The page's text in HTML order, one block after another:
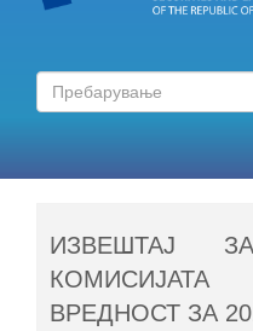
ИЗВЕШТАЈ
ВРЕДНОСТ ЗА